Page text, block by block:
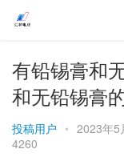
有铅锡膏和
和无铅锡膏
投稿用户 • 2023年5
4260